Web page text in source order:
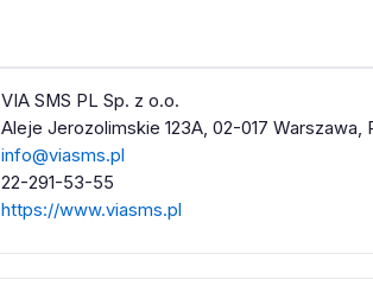
VIA SMS PL Sp. z o.o.
Aleje Jerozolimskie 123A, 02-017 Warszawa,
info@viasms.pl
22-291-53-55
https://www.viasms.pl